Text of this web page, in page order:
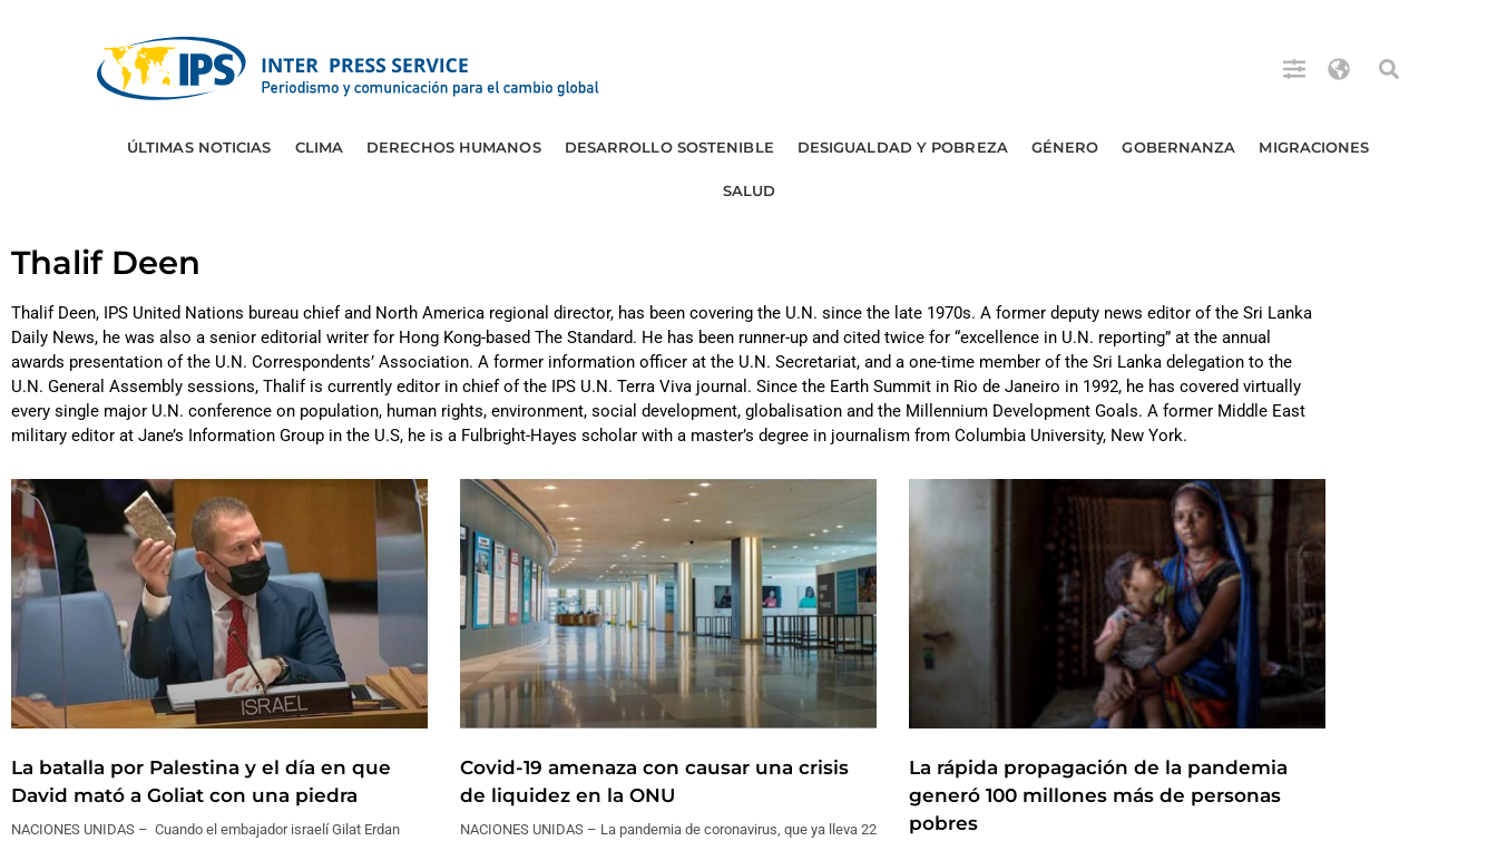
ÚLTIMAS NOTICIAS CLIMA DERECHOS HUMANOS DESARROLLO SOSTENIBLE DESIGUALDAD Y POBREZA GÉNERO GOBERNANZA MIGRACIONES
SALUD
Thalif Deen
Thalif Deen, IPS United Nations bureau chief and North America regional director, has been covering the U.N. since the late 1970s. A former deputy news editor of the Sri Lanka
Daily News, he was also a senior editorial writer for Hong Kong-based The Standard. He has been runner-up and cited twice for “excellence in U.N. reporting” at the annual
awards presentation of the U.N. Correspondents’ Association. A former information officer at the U.N. Secretariat, and a one-time member of the Sri Lanka delegation to the
U.N. General Assembly sessions, Thalif is currently editor in chief of the IPS U.N. Terra Viva journal. Since the Earth Summit in Rio de Janeiro in 1992, he has covered virtually
every single major U.N. conference on population, human rights, environment, social development, globalisation and the Millennium Development Goals. A former Middle East
military editor at Jane’s Information Group in the U.S, he is a Fulbright-Hayes scholar with a master’s degree in journalism from Columbia University, New York.
La batalla por Palestina y el día en que
David mató a Goliat con una piedra
NACIONES UNIDAS – Cuando el embajador israelí Gilat Erdan
Covid-19 amenaza con causar una crisis
de liquidez en la ONU
NACIONES UNIDAS – La pandemia de coronavirus, que ya lleva 22
La rápida propagación de la pandemia
generó 100 millones más de personas
pobres